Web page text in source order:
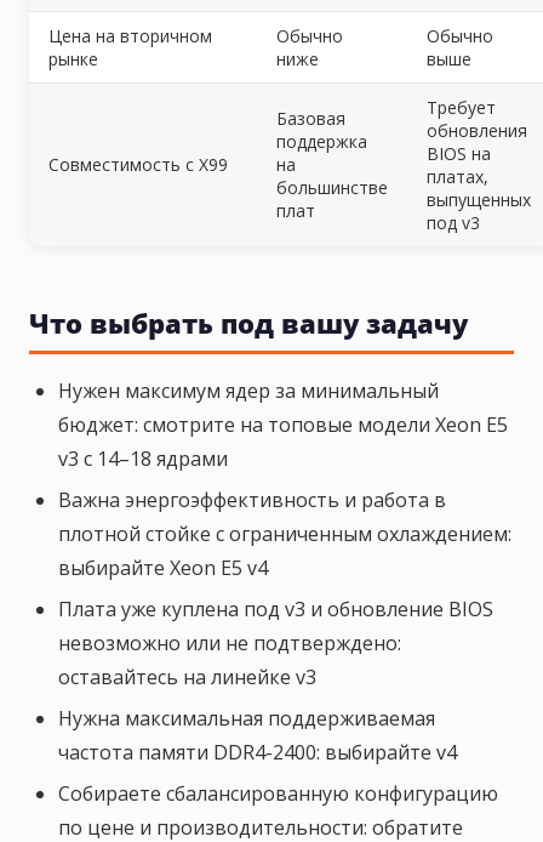
Цена на вторичном
рынке
Обычно
ниже
Обычно
выше
Совместимость с X99
Базовая
поддержка
на
большинстве
плат
Требует
обновления
BIOS на
платах,
выпущенных
под v3
Что выбрать под вашу задачу
Нужен максимум ядер за минимальный
бюджет: смотрите на топовые модели Xeon E5
v3 с 14–18 ядрами
Важна энергоэффективность и работа в
плотной стойке с ограниченным охлаждением:
выбирайте Xeon E5 v4
Плата уже куплена под v3 и обновление BIOS
невозможно или не подтверждено:
оставайтесь на линейке v3
Нужна максимальная поддерживаемая
частота памяти DDR4-2400: выбирайте v4
Собираете сбалансированную конфигурацию
по цене и производительности: обратите